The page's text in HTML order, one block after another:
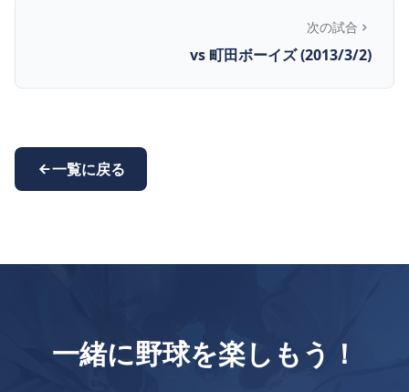
次の試合
vs 町田ボーイズ (2013/3/2)
一覧に戻る
一緒に野球を楽しもう！